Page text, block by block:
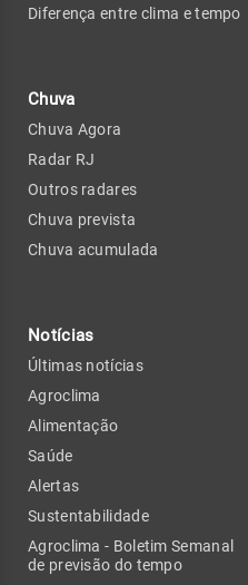
Diferença entre clima e tempo
Chuva
Chuva Agora
Radar RJ
Outros radares
Chuva prevista
Chuva acumulada
Notícias
Últimas notícias
Agroclima
Alimentação
Saúde
Alertas
Sustentabilidade
Agroclima - Boletim Semanal
de previsão do tempo